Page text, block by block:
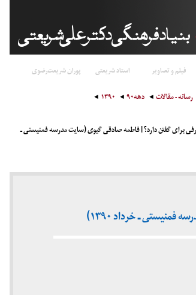
فیلم و تصاویر استاد شریعتی پوران شریعت‌رضوی
رسانه - مقالات دهه۹۰ ۱۳۹۰
برای گفتن دارد؟ | فاطمه صادقی گیوی (سایت مدرسه فمنیستی ـ
ـ خرداد ۱۳۹۰)